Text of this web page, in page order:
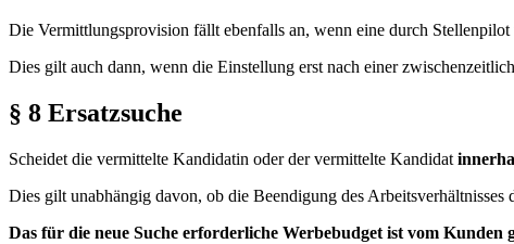
Die Vermittlungsprovision fällt ebenfalls an, wenn eine durch
Dies gilt auch dann, wenn die Einstellung erst nach einer
§ 8 Ersatzsuche
Scheidet die vermittelte Kandidatin oder der vermittelte Kandidat
Dies gilt unabhängig davon, ob die Beendigung des
Das für die neue Suche erforderliche Werbebudget ist vom Kunden